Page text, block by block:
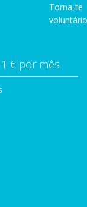
Torna-te
€ por mês